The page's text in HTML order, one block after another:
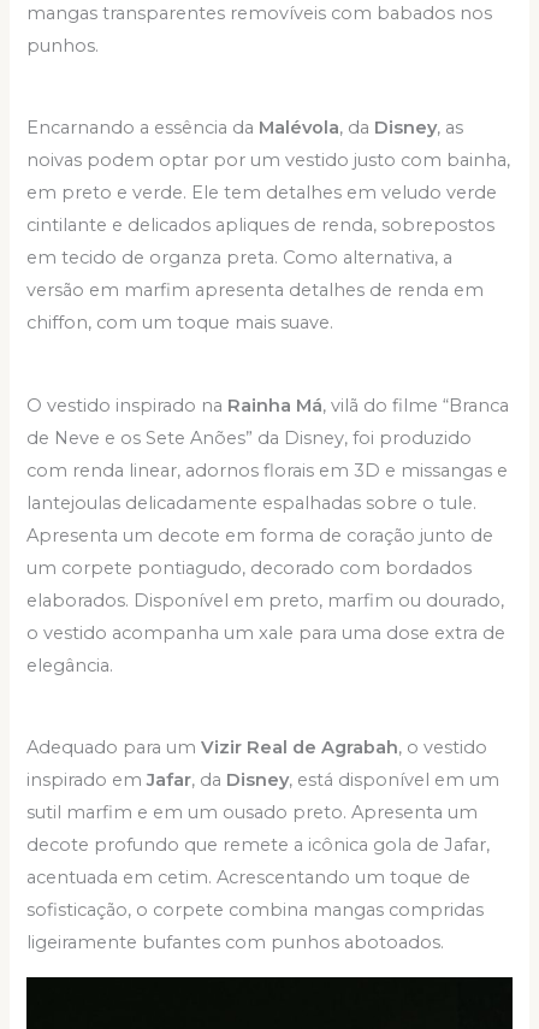
mangas transparentes removíveis com babados nos
punhos.
Encarnando a essência da Malévola, da Disney, as
noivas podem optar por um vestido justo com bainha,
em preto e verde. Ele tem detalhes em veludo verde
cintilante e delicados apliques de renda, sobrepostos
em tecido de organza preta. Como alternativa, a
versão em marfim apresenta detalhes de renda em
chiffon, com um toque mais suave.
O vestido inspirado na Rainha Má, vilã do filme “Branca
de Neve e os Sete Anões” da Disney, foi produzido
com renda linear, adornos florais em 3D e missangas e
lantejoulas delicadamente espalhadas sobre o tule.
Apresenta um decote em forma de coração junto de
um corpete pontiagudo, decorado com bordados
elaborados. Disponível em preto, marfim ou dourado,
o vestido acompanha um xale para uma dose extra de
elegância.
Adequado para umVizir Real de Agrabah, o vestido
inspirado emJafar, da Disney, está disponível em um
sutil marfim e em um ousado preto. Apresenta um
decote profundo que remete a icônica gola de Jafar,
acentuada em cetim. Acrescentando um toque de
sofisticação, o corpete combina mangas compridas
ligeiramente bufantes com punhos abotoados.